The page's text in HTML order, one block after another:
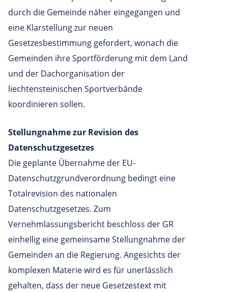
durch die Gemeinde näher eingegangen und
eine Klarstellung zur neuen
Gesetzesbestimmung gefordert, wonach die
Gemeinden ihre Sportförderung mit dem Land
und der Dachorganisation der
liechtensteinischen Sportverbände
koordinieren sollen.
Stellungnahme zur Revision des
Datenschutzgesetzes
Die geplante Übernahme der EU-
Datenschutzgrundverordnung bedingt eine
Totalrevision des nationalen
Datenschutzgesetzes. Zum
Vernehmlassungsbericht beschloss der GR
einhellig eine gemeinsame Stellungnahme der
Gemeinden an die Regierung. Angesichts der
komplexen Materie wird es für unerlässlich
gehalten, dass der neue Gesetzestext mit